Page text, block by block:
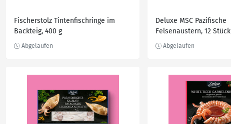
Fischerstolz Tintenfischringe im
Backteig, 400 g
Deluxe MSC Pazifische
Felsenaustern, 12 Stück